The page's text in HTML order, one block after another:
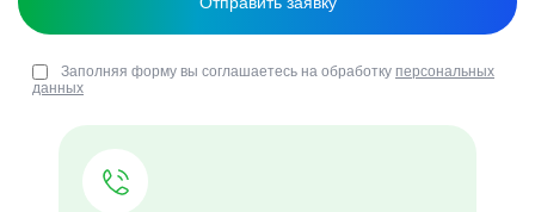
Заполняя форму вы соглашаетесь на обработку персональных
данных